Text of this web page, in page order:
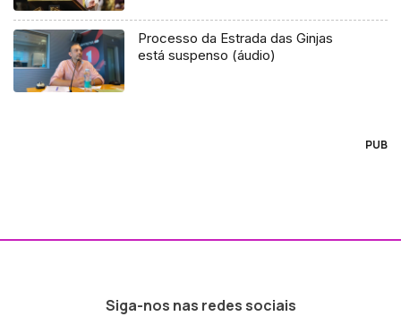
Processo da Estrada das Ginjas
está suspenso (áudio)
PUB
Siga-nos nas redes sociais